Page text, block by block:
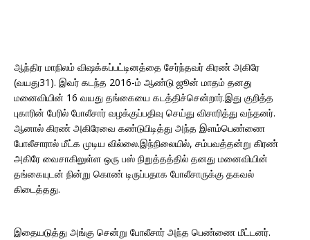
ஆந்திர மாநிலம் விஷக்கப்பட்டினத்தை சேர்ந்தவர் கிரண் அகிரே
(வயது31). இவர் கடந்த 2016-ம் ஆண்டு ஜூன் மாதம் தனது
மனைவியின் 16 வயது தங்கையை கடத்திச்சென்றார்.இது குறித்த
புகாரின் பேரில் போலீசார் வழக்குப்பதிவு செய்து விசாரித்து வந்தனர்.
ஆனால் கிரண் அகிரேவை கண்டுபிடித்து அந்த இளம்பெண்ணை
போலீசாரால் மீட்க முடிய வில்லை.இந்நிலையில், சம்பவத்தன்று கிரண்
அகிரே வைசாகிலுள்ள ஒரு பஸ் நிறுத்தத்தில் தனது மனைவியின்
தங்கையுடன் நின்று கொண் டிருப்பதாக போலீசாருக்கு தகவல்
கிடைத்தது.
இதையடுத்து அங்கு சென்று போலீசார் அந்த பெண்ணை மீட்டனர்.